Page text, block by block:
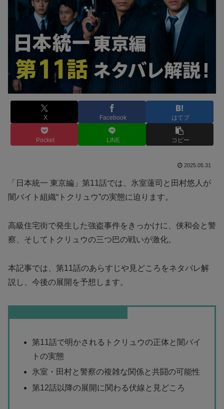
X Facebook はてブ
Pocket LINE コピー
2025.05.31
「日本統一 東京編」第11話では、氷室蓮司と田村悠人が
闇バイト組織“トクリュウ”の実態に迫ります。
高級住宅街で発生した強盗事件をきっかけに、侠和会と警
察、そしてトクリュウの三つ巴の戦いが激化。
本記事では、第11話のあらすじや見どころをネタバレ解
説し、今後の展開を予想します。
第11話で明かされるトクリュウの正体と闇バイ
トの実態
氷室・田村と警察の複雑な関係と共闘の可能性
第12話以降の展開に関わる伏線と見どころ